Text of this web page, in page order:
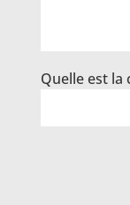
Quelle est la